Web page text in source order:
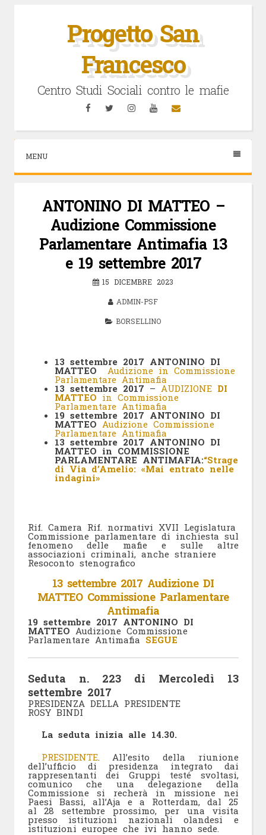
Progetto San
Francesco
Centro Studi Sociali contro le mafie
FacebookTwitterInstagramYouTubeEmail
MENU
ANTONINO DI MATTEO –
Audizione Commissione
Parlamentare Antimafia 13
e 19 settembre 2017
15 DICEMBRE 2023
ADMIN-PSF
BORSELLINO
13 settembre 2017 ANTONINO DI
MATTEO Audizione in Commissione
Parlamentare Antimafia
13 settembre 2017 – AUDIZIONE DI
MATTEO in Commissione
Parlamentare Antimafia
19 settembre 2017 ANTONINO DI
MATTEO Audizione Commissione
Parlamentare Antimafia
13 settembre 2017 ANTONINO DI
MATTEO in COMMISSIONE
PARLAMENTARE ANTIMAFIA:“Strage
di Via d’Amelio: «Mai entrato nelle
indagini»
Rif. Camera Rif. normativi XVII Legislatura
Commissione parlamentare di inchiesta sul
fenomeno delle mafie e sulle altre
associazioni criminali, anche straniere
Resoconto stenografico
13 settembre 2017 Audizione DI
MATTEO Commissione Parlamentare
Antimafia
19 settembre 2017 ANTONINO DI
MATTEO Audizione Commissione
Parlamentare Antimafia SEGUE
Seduta n. 223 di Mercoledì 13
settembre 2017
PRESIDENZA DELLA PRESIDENTE
ROSY BINDI
La seduta inizia alle 14.30.
PRESIDENTE. All’esito della riunione
dell’ufficio di presidenza integrato dai
rappresentanti dei Gruppi testé svoltasi,
comunico che una delegazione della
Commissione si recherà in missione nei
Paesi Bassi, all’Aja e a Rotterdam, dal 25
al 28 settembre prossimo, per una visita
presso istituzioni nazionali olandesi e
istituzioni europee che ivi hanno sede.